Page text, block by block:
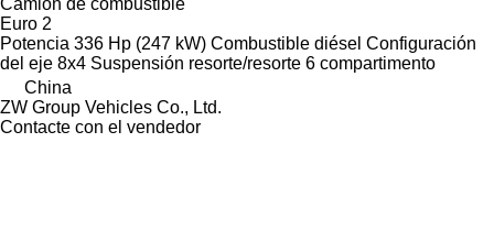
Camión de combustible
Euro 2
Potencia 336 Hp (247 kW) Combustible diésel Configuración
del eje 8x4 Suspensión resorte/resorte 6 compartimento
China
ZW Group Vehicles Co., Ltd.
Contacte con el vendedor